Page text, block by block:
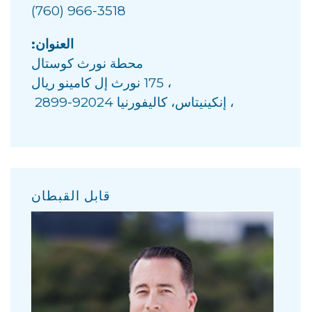
(760) 966-3518
العنوان:
محطة نورث كوستال
، 175 نورث إل كامينو ريال
، إنكينيتاس، كاليفورنيا 92024-2899
قابل القبطان